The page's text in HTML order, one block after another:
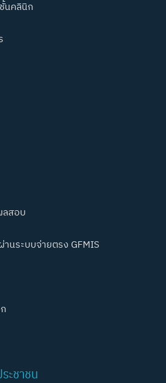
นคลินิก
ลสอบ
านระบบจ่ายตรง GFMIS
ะชาชน